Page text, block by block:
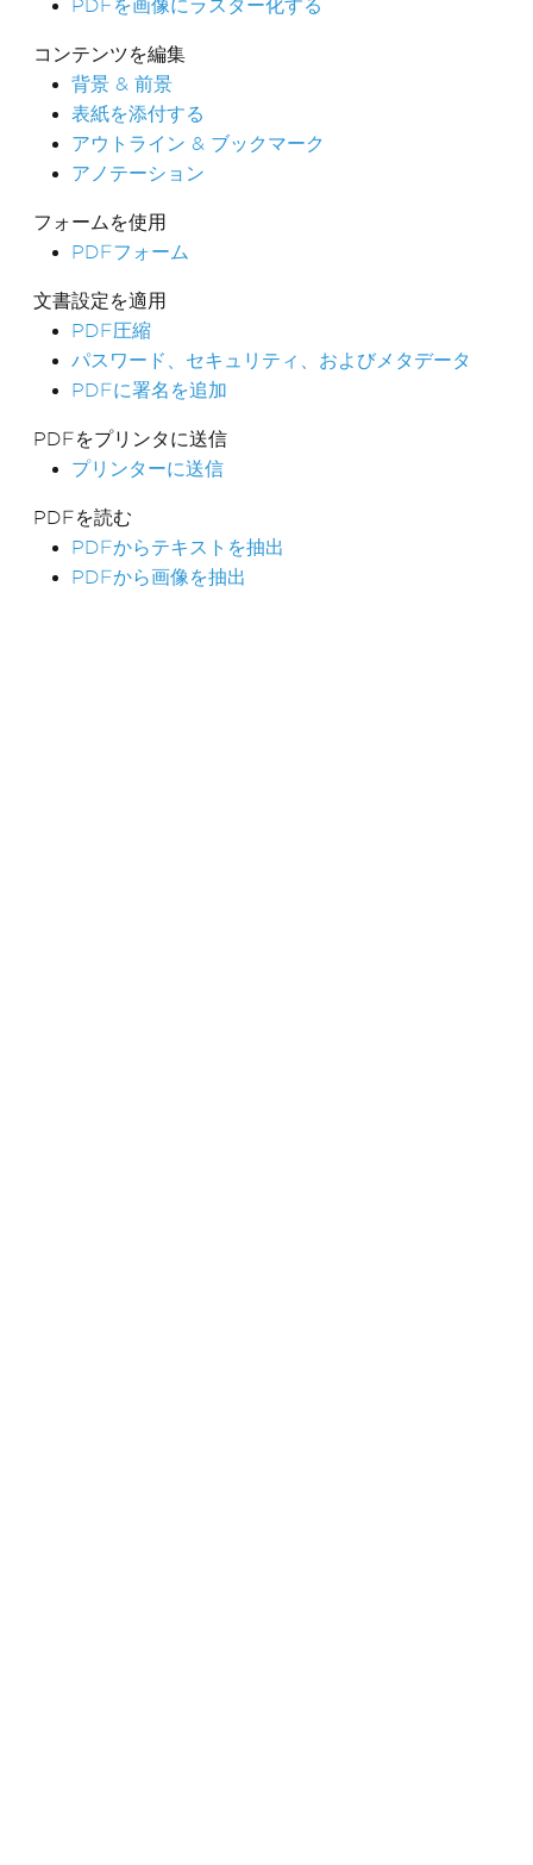
PDFを画像にラスター化する
コンテンツを編集
背景 & 前景
表紙を添付する
アウトライン & ブックマーク
アノテーション
フォームを使用
PDFフォーム
文書設定を適用
PDF圧縮
パスワード、セキュリティ、およびメタデータ
PDFに署名を追加
PDFをプリンタに送信
プリンターに送信
PDFを読む
PDFからテキストを抽出
PDFから画像を抽出